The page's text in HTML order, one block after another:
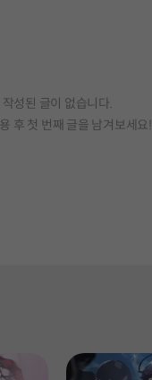
작성된 글이 없습니다.
후 첫 번째 글을 남겨보세요!